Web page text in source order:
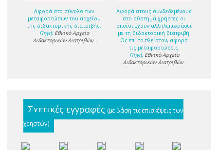
Αφορά στο σύνολο των
μεταφορτώσων του αρχείου
της διδακτορικής διατριβής.
Πηγή: Εθνικό Αρχείο
Διδακτορικών Διατριβών.
Αφορά στους συνδεδεμένους
στο σύστημα χρήστες οι
οποίοι έχουν αλληλεπιδράσει
με τη διδακτορική διατριβή.
Ως επί το πλείστον, αφορά
τις μεταφορτώσεις.
Πηγή: Εθνικό Αρχείο
Διδακτορικών Διατριβών.
Σχετικές εγγραφές (με βάση τις επισκέψεις των
χρηστών)